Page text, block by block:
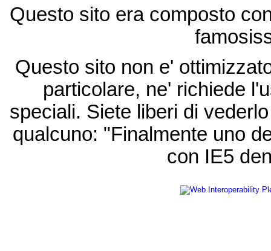
Questo sito era composto
Questo sito non e'
particolare, ne' richiede
speciali. Siete liberi di
qualcuno: "Finalmente uno
con IE5